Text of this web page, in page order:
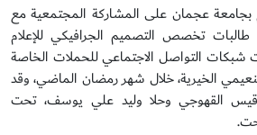
بجامعة عجمان على المشاركة المجتمعية مع
طالبات تخصص التصميم الجرافيكي للإعلام
شبكات التواصل الاجتماعي للحملات الخاصة
الخيرية، خلال شهر رمضان الماضي، وقد
قيس القهوجي وحلا وليد علي يوسف، تحت